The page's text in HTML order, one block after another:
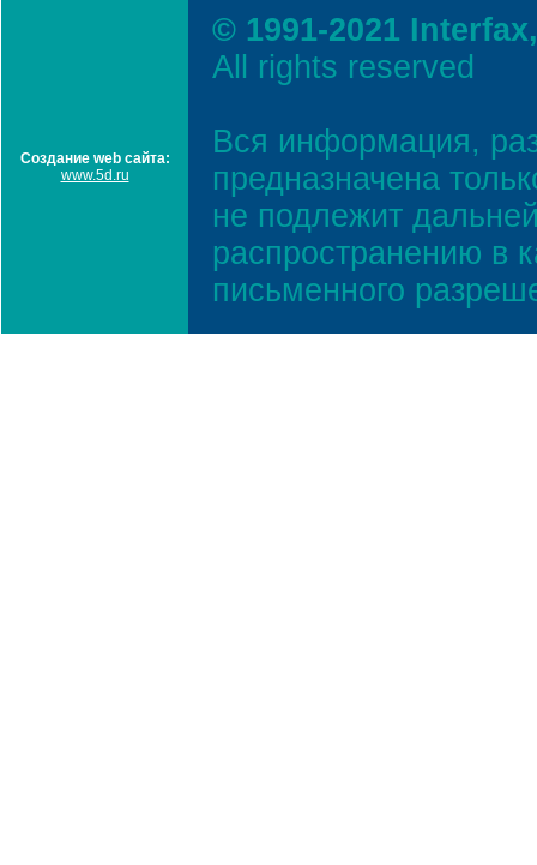
Создание web сайта:
www.5d.ru
© 1991-2021
All rights reserved
Вся информация,
предназначена
не подлежит
распространению в
письменного